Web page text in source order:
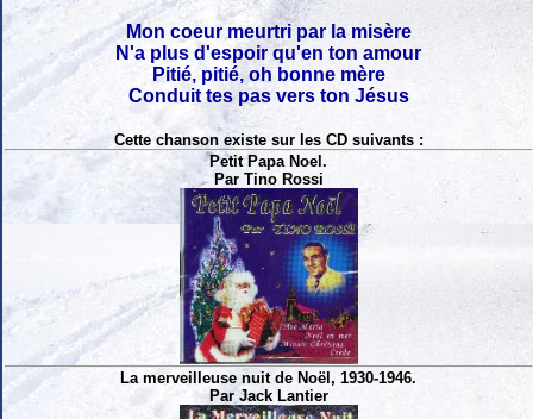
Mon coeur meurtri par la misère
N'a plus d'espoir qu'en ton amour
Pitié, pitié, oh bonne mère
Conduit tes pas vers ton Jésus
Cette chanson existe sur les CD suivants :
Petit Papa Noel.
Par Tino Rossi
La merveilleuse nuit de Noël, 1930-1946.
Par Jack Lantier